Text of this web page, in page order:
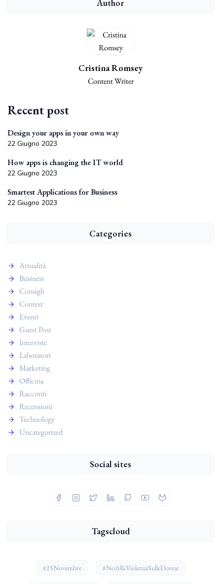
Author
Cristina Romsey
Content Writer
Recent post
Design your apps in your own way
22 Giugno 2023
How apps is changing the IT world
22 Giugno 2023
Smartest Applications for Business
22 Giugno 2023
Categories
Attualità
Business
Consigli
Contest
Eventi
Guest Post
Interviste
Laboratori
Marketing
Officina
Racconti
Recensioni
Technology
Uncategorized
Social sites
Tagscloud
#25Novembre #NoAllaViolenzaSulleDonne